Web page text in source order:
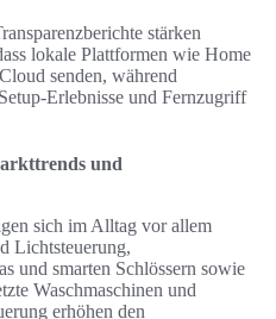
stärken
lokale Plattformen wie Home
senden, während
Erlebnisse und Fernzugriff
und
sich im Alltag vor allem
Lichtsteuerung,
und smarten Schlössern sowie
Waschmaschinen und
erhöhen den